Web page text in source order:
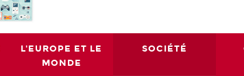
L'EUROPE ET LE
MONDE
SOCIÉTÉ